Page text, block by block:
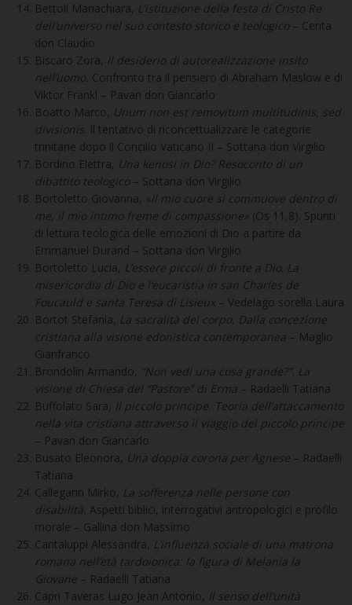
Bettoli Mariachiara, L’istituzione della festa di Cristo Re
dell’universo nel suo contesto storico e teologico – Centa
don Claudio
Biscaro Zora, Il desiderio di autorealizzazione insito
nell’uomo. Confronto tra il pensiero di Abraham Maslow e di
Viktor Frankl – Pavan don Giancarlo
Boatto Marco, Unum non est removitum multitudinis, sed
divisionis. Il tentativo di riconcettualizzare le categorie
trinitarie dopo il Concilio Vaticano II – Sottana don Virgilio
Bordino Elettra, Una kenosi in Dio? Resoconto di un
dibattito teologico – Sottana don Virgilio
Bortoletto Giovanna, «Il mio cuore si commuove dentro di
me, il mio intimo freme di compassione» (Os 11,8). Spunti
di lettura teologica delle emozioni di Dio a partire da
Emmanuel Durand – Sottana don Virgilio
Bortoletto Lucia, L’essere piccoli di fronte a Dio. La
misericordia di Dio e l’eucaristia in san Charles de
Foucauld e santa Teresa di Lisieux – Vedelago sorella Laura
Bortot Stefania, La sacralità del corpo, Dalla concezione
cristiana alla visione edonistica contemporanea – Maglio
Gianfranco
Brondolin Armando, “Non vedi una cosa grande?”. La
visione di Chiesa del “Pastore” di Erma – Radaelli Tatiana
Buffolato Sara, Il piccolo principe. Teoria dell’attaccamento
nella vita cristiana attraverso il viaggio del piccolo principe
– Pavan don Giancarlo
Busato Eleonora, Una doppia corona per Agnese – Radaelli
Tatiana
Callegarin Mirko, La sofferenza nelle persone con
disabilità. Aspetti biblici, interrogativi antropologici e profilo
morale – Gallina don Massimo
Cantaluppi Alessandra, L’influenza sociale di una matrona
romana nell’età tardoionica: la figura di Melania la
Giovane – Radaelli Tatiana
Capri Taveras Lugo Jean Antonio, Il senso dell’unità